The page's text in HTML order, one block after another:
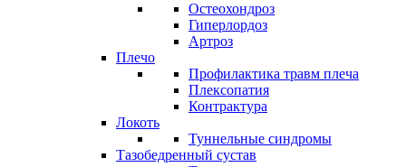
Остеохондроз
Гиперлордоз
Артроз
Плечо
Профилактика травм плеча
Плексопатия
Контрактура
Локоть
Туннельные синдромы
Тазобедренный сустав